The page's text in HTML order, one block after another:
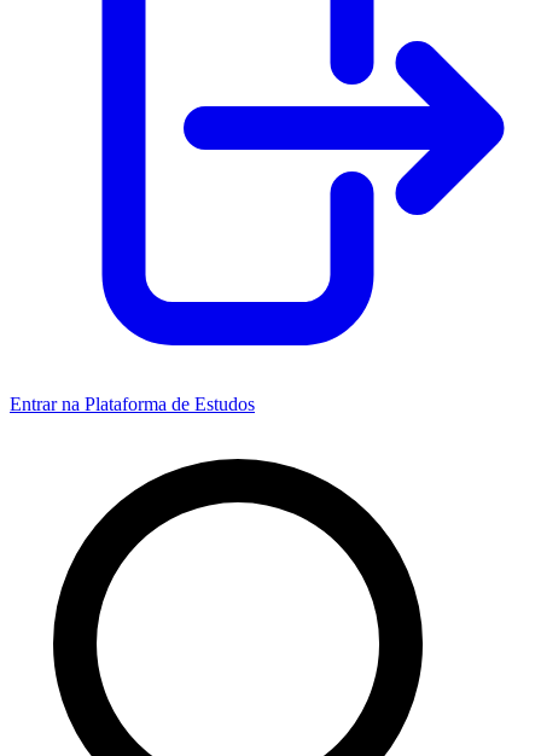
Entrar na Plataforma de Estudos